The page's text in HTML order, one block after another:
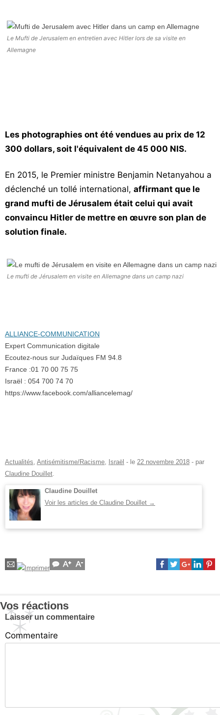
Le Mufti de Jerusalem en entretien avec Hitler lors de sa visite en
Allemagne
Les photographies ont été vendues au prix de 12
300 dollars, soit l'équivalent de 45 000 NIS.
En 2015, le Premier ministre Benjamin Netanyahou a
déclenché un tollé international, affirmant que le
grand mufti de Jérusalem était celui qui avait
convaincu Hitler de mettre en œuvre son plan de
solution finale.
Le mufti de Jérusalem en visite en Allemagne dans un camp nazi
ALLIANCE-COMMUNICATION
Expert Communication digitale
Ecoutez-nous sur Judaïques FM 94.8
France :01 70 00 75 75
Israël : 054 700 74 70
https://www.facebook.com/alliancelemag/
Actualités, Antisémitisme/Racisme, Israël - le 22 novembre 2018 - par
Claudine Douillet.
Claudine Douillet
Voir les articles de Claudine Douillet →
Vos réactions
Laisser un commentaire
Commentaire